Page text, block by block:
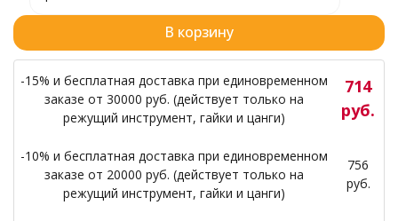
В корзину
-15% и бесплатная доставка при единовременном
заказе от 30000 руб. (действует только на
режущий инструмент, гайки и цанги)
714
руб.
-10% и бесплатная доставка при единовременном
заказе от 20000 руб. (действует только на
режущий инструмент, гайки и цанги)
756
руб.